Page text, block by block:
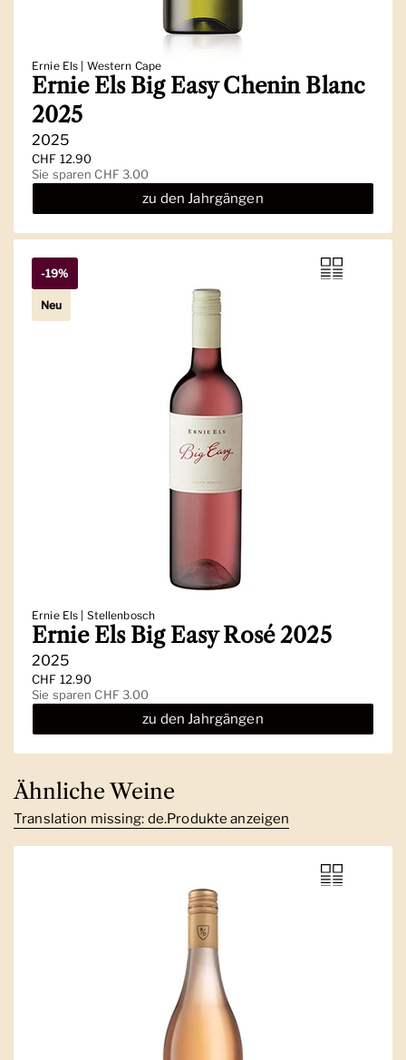
Ernie Els | Western Cape
Ernie Els Big Easy Chenin Blanc
2025
2025
Regulärer Preis
CHF 12.90
Sale-Preis
Sie sparen CHF 3.00
zu den Jahrgängen
Ernie Els | Stellenbosch
Ernie Els Big Easy Rosé 2025
2025
Regulärer Preis
CHF 12.90
Sale-Preis
Sie sparen CHF 3.00
zu den Jahrgängen
-19%
Neu
Ähnliche Weine
Translation missing: de.Produkte anzeigen